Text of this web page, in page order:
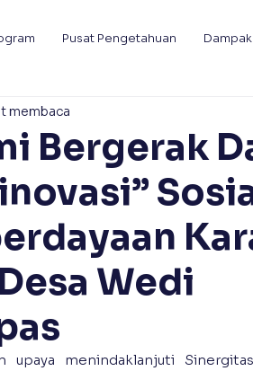
Pusat Pengetahuan Dampak
Bergerak
Wedi
membaca
upaya menindaklanjuti